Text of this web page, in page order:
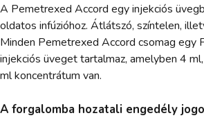
A Pemetrexed Accord egy injekciós
oldatos infúzióhoz. Átlátszó, színtelen,
Minden Pemetrexed Accord csomag egy
injekciós üveget tartalmaz, amelyben 4
ml koncentrátum van.
A forgalomba hozatali engedély